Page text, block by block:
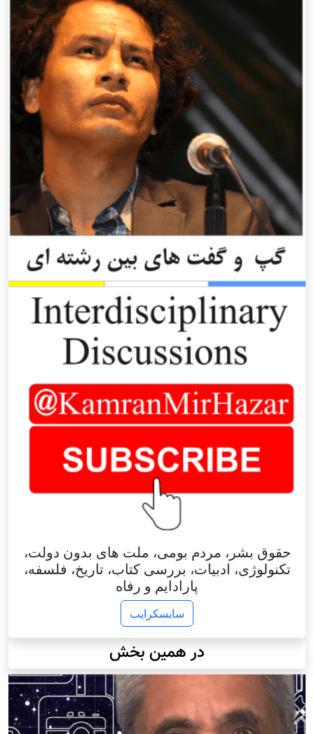
حقوق بشر، مردم بومی، ملت های بدون دولت،
تکنولوژی، ادبیات، بررسی کتاب، تاریخ، فلسفه،
پارادایم و رفاه
سابسکرایب
در همین بخش